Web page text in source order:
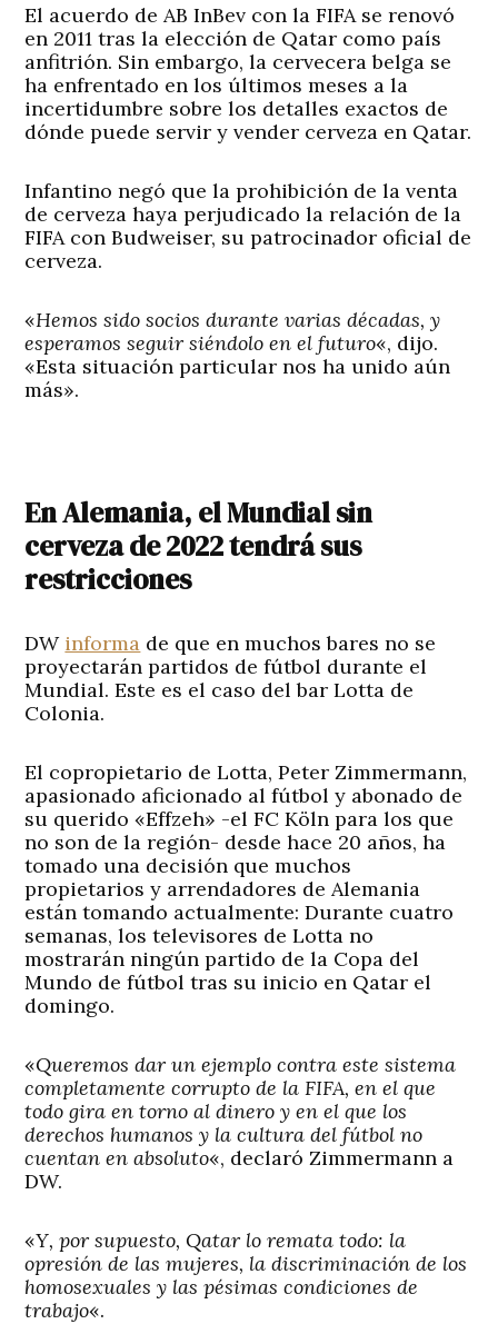
El acuerdo de AB InBev con la FIFA se renovó
en 2011 tras la elección de Qatar como país
anfitrión. Sin embargo, la cervecera belga se
ha enfrentado en los últimos meses a la
incertidumbre sobre los detalles exactos de
dónde puede servir y vender cerveza en Qatar.
Infantino negó que la prohibición de la venta
de cerveza haya perjudicado la relación de la
FIFA con Budweiser, su patrocinador oficial de
cerveza.
«Hemos sido socios durante varias décadas, y
esperamos seguir siéndolo en el futuro«, dijo.
«Esta situación particular nos ha unido aún
más».
En Alemania, el Mundial sin
cerveza de 2022 tendrá sus
restricciones
DW informa de que en muchos bares no se
proyectarán partidos de fútbol durante el
Mundial. Este es el caso del bar Lotta de
Colonia.
El copropietario de Lotta, Peter Zimmermann,
apasionado aficionado al fútbol y abonado de
su querido «Effzeh» -el FC Köln para los que
no son de la región- desde hace 20 años, ha
tomado una decisión que muchos
propietarios y arrendadores de Alemania
están tomando actualmente: Durante cuatro
semanas, los televisores de Lotta no
mostrarán ningún partido de la Copa del
Mundo de fútbol tras su inicio en Qatar el
domingo.
«Queremos dar un ejemplo contra este sistema
completamente corrupto de la FIFA, en el que
todo gira en torno al dinero y en el que los
derechos humanos y la cultura del fútbol no
cuentan en absoluto«, declaró Zimmermann a
DW.
«Y, por supuesto, Qatar lo remata todo: la
opresión de las mujeres, la discriminación de los
homosexuales y las pésimas condiciones de
trabajo«.